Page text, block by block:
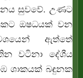
සුවවේ. උණට
ඔෂධයක් වන
ඇත්තේ
වටිනා දේශීය
ශාකයක් බඳුනක